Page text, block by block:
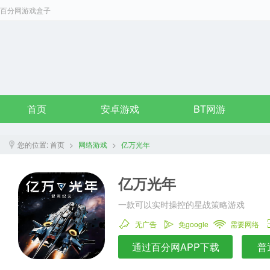
百分网游戏盒子
首页 安卓游戏 BT网游
您的位置:首页 > 网络游戏 > 亿万光年
亿万光年
一款可以实时操控的星战策略游戏
无广告 免google 需要网络
通过百分网APP下载 普